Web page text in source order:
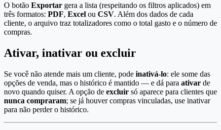
O botão Exportar gera a lista (respeitando os filtros aplicados) em
três formatos: PDF, Excel ou CSV. Além dos dados de cada
cliente, o arquivo traz totalizadores como o total gasto e o número de
compras.
Ativar, inativar ou excluir
Se você não atende mais um cliente, pode inativá-lo: ele some das
opções de venda, mas o histórico é mantido — e dá para ativar de
novo quando quiser. A opção de excluir só aparece para clientes que
nunca compraram; se já houver compras vinculadas, use inativar
para não perder o histórico.